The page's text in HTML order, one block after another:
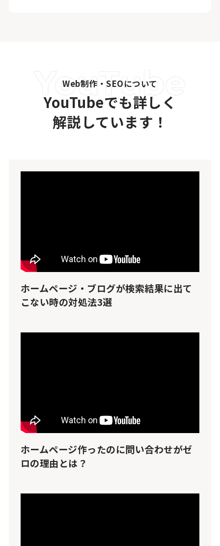
Web制作・SEOについて
YouTubeでも詳しく
解説しています！
ホームページ・ブログが検索結果に出て
こない時の対処法3選
ホームページ作ったのに問い合わせがゼ
ロの理由とは？